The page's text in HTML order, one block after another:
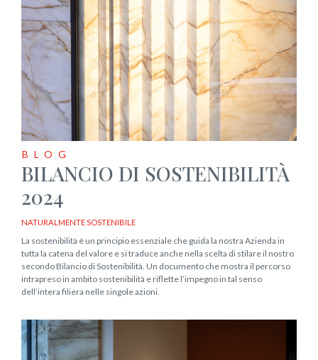
BLOG
BILANCIO DI SOSTENIBILITÀ
2024
NATURALMENTE SOSTENIBILE
La sostenibilità è un principio essenziale che guida la nostra Azienda in
tutta la catena del valore e si traduce anche nella scelta di stilare il nostro
secondo Bilancio di Sostenibilità. Un documento che mostra il percorso
intrapreso in ambito sostenibilità e riflette l’impegno in tal senso
dell’intera filiera nelle singole azioni.